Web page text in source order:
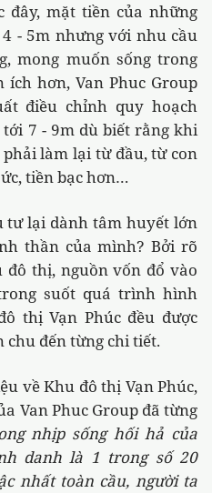
đây, mặt tiền của những
- 5m nhưng với nhu cầu
mong muốn sống trong
hơn, Van Phuc Group
điều chỉnh quy hoạch
7 - 9m dù biết rằng khi
làm lại từ đầu, từ con
tiền bạc hơn…
tư lại dành tâm huyết lớn
thần của mình? Bởi rõ
thị, nguồn vốn đổ vào
suốt quá trình hình
thị Vạn Phúc đều được
đến từng chi tiết.
về Khu đô thị Vạn Phúc,
Van Phuc Group đã từng
nhịp sống hối hả của
danh là 1 trong số 20
nhất toàn cầu, người ta